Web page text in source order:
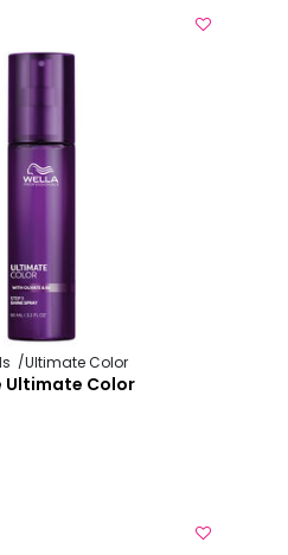
Ultimate Color
Ultimate Color